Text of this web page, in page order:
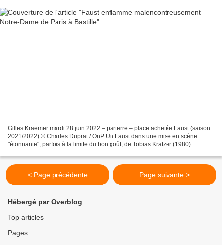
Gilles Kraemer mardi 28 juin 2022 – parterre – place achetée Faust (saison
2021/2022) © Charles Duprat / OnP Un Faust dans une mise en scène
"étonnante", parfois à la limite du bon goût, de Tobias Kratzer (1980)
< Page précédente Page suivante >
Hébergé par Overblog
Top articles
Pages